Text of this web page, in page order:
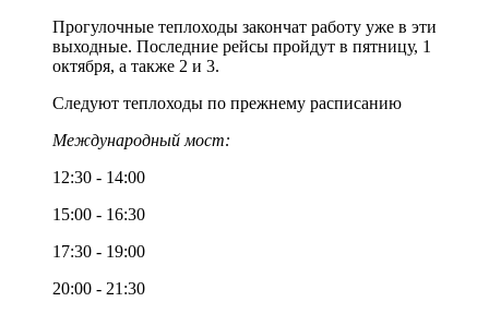
Прогулочные теплоходы закончат работу уже в эти
выходные. Последние рейсы пройдут в пятницу, 1
октября, а также 2 и 3.
Следуют теплоходы по прежнему расписанию
Международный мост:
12:30 - 14:00
15:00 - 16:30
17:30 - 19:00
20:00 - 21:30